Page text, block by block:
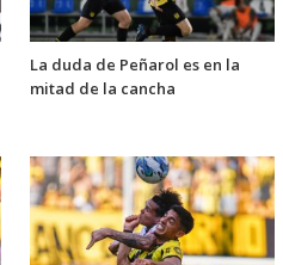
La duda de Peñarol es en la
mitad de la cancha